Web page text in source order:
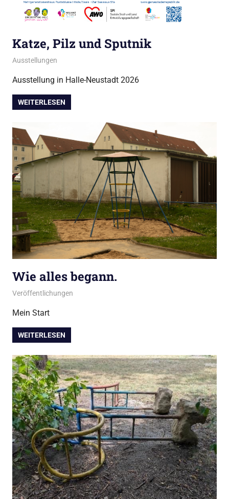
Katze, Pilz und Sputnik
März 10, 2026
admin
Ausstellungen
Ausstellung in Halle-Neustadt 2026
WEITERLESEN
Wie alles begann.
März 4, 2026
admin
Veröffentlichungen
Mein Start
WEITERLESEN